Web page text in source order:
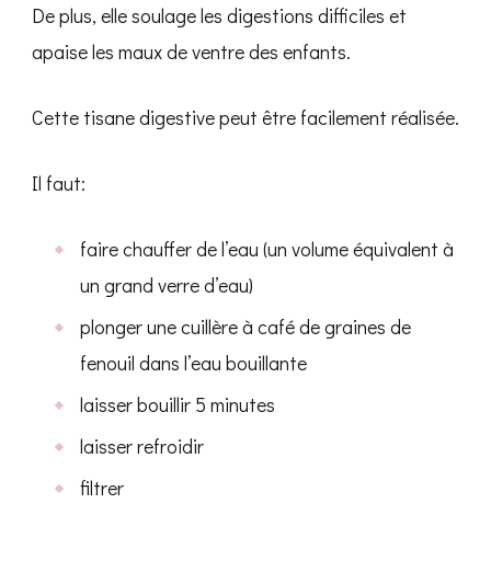
De plus, elle soulage les digestions difficiles et
apaise les maux de ventre des enfants.
Cette tisane digestive peut être facilement réalisée.
Il faut:
faire chauffer de l’eau (un volume équivalent à
un grand verre d’eau)
plonger une cuillère à café de graines de
fenouil dans l’eau bouillante
laisser bouillir 5 minutes
laisser refroidir
filtrer